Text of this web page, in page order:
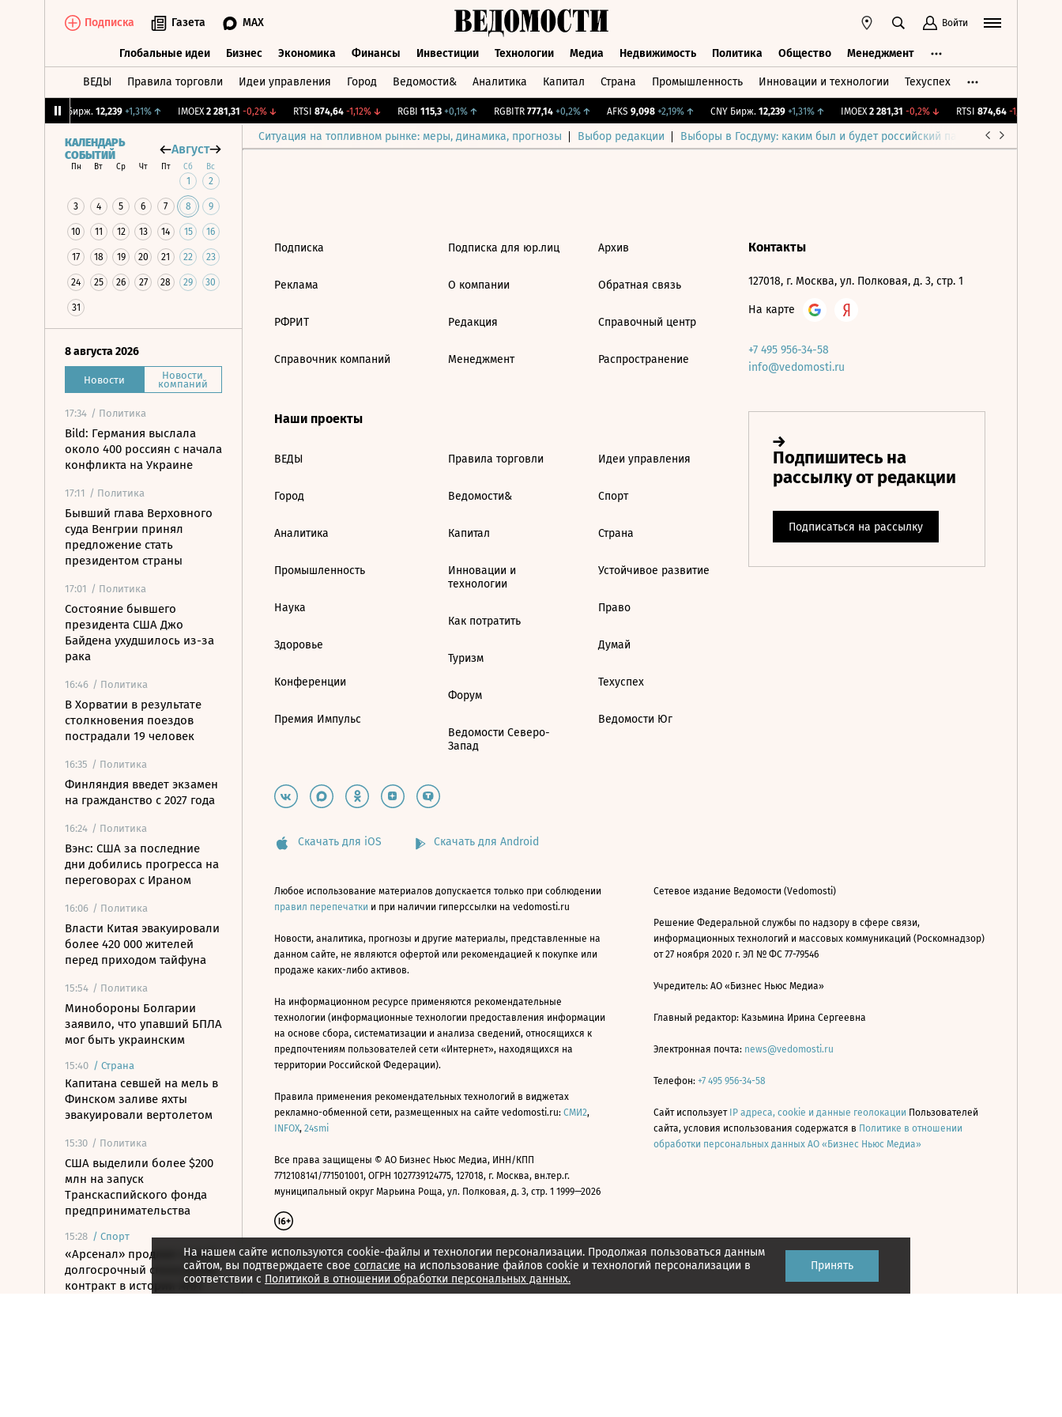
Подписка Газета MAX Войти
Глобальные идеи Бизнес Экономика Финансы Инвестиции Технологии Медиа Недвижимость Политика Общество Менеджмент
ВЕДЫ Правила торговли Идеи управления Город Ведомости& Аналитика Капитал Страна Промышленность Инновации и технологии Техуспех
CNY Бирж. 12,239 +1,31%↑ IMOEX 2 281,31 -0,2%↓ RTSI 874,64 -1,12%↓ RGBI 115,3 +0,1%↑ RGBITR 777,14 +0,2%↑ AFKS 9,098 +2,19%↑ CNY Бирж. 12,239 +1,31%↑ IMOEX 2 281,31 -0,2%↓ RTSI 874,64 -1,12%
Ситуация на топливном рынке: меры, динамика, прогнозы Выбор редакции Выборы в Госдуму: каким был и будет российский парламент
КАЛЕНДАРЬ
СОБЫТИЙ
Август
Пн Вт Ср Чт Пт Сб Вс
1 2
3 4 5 6 7 8 9
10 11 12 13 14 15 16
17 18 19 20 21 22 23
24 25 26 27 28 29 30
31
8 августа 2026
Новости Новости
компаний
17:34 / Политика
Bild: Германия выслала
около 400 россиян с начала
конфликта на Украине
17:11 / Политика
Бывший глава Верховного
суда Венгрии принял
предложение стать
президентом страны
17:01 / Политика
Состояние бывшего
президента США Джо
Байдена ухудшилось из-за
рака
16:46 / Политика
В Хорватии в результате
столкновения поездов
пострадали 19 человек
16:35 / Политика
Финляндия введет экзамен
на гражданство с 2027 года
16:24 / Политика
Вэнс: США за последние
дни добились прогресса на
переговорах с Ираном
16:06 / Политика
Власти Китая эвакуировали
более 420 000 жителей
перед приходом тайфуна
15:54 / Политика
Минобороны Болгарии
заявило, что упавший БПЛА
мог быть украинским
15:40 / Страна
Капитана севшей на мель в
Финском заливе яхты
эвакуировали вертолетом
15:30 / Политика
США выделили более $200
млн на запуск
Транскаспийского фонда
предпринимательства
15:28 / Спорт
«Арсенал» продлил самый
долгосрочный спонсоркий
контракт в истории АПЛ
На нашем сайте используются cookie-файлы и технологии персонализации. Продолжая пользоваться данным
сайтом, вы подтверждаете свое согласие на использование файлов cookie и технологий персонализации в
соответствии с Политикой в отношении обработки персональных данных.
Принять
Подписка
Реклама
РФРИТ
Справочник компаний
Подписка для юр.лиц
О компании
Редакция
Менеджмент
Архив
Обратная связь
Справочный центр
Распространение
Наши проекты
ВЕДЫ
Город
Аналитика
Промышленность
Наука
Здоровье
Конференции
Премия Импульс
Правила торговли
Ведомости&
Капитал
Инновации и
технологии
Как потратить
Туризм
Форум
Ведомости Северо-
Запад
Идеи управления
Спорт
Страна
Устойчивое развитие
Право
Думай
Техуспех
Ведомости Юг
Контакты
127018, г. Москва, ул. Полковая, д. 3, стр. 1
На карте
+7 495 956-34-58
info@vedomosti.ru
Скачать для iOS Скачать для Android
Любое использование материалов допускается только при соблюдении
правил перепечатки и при наличии гиперссылки на vedomosti.ru
Новости, аналитика, прогнозы и другие материалы, представленные на
данном сайте, не являются офертой или рекомендацией к покупке или
продаже каких-либо активов.
На информационном ресурсе применяются рекомендательные
технологии (информационные технологии предоставления информации
на основе сбора, систематизации и анализа сведений, относящихся к
предпочтениям пользователей сети «Интернет», находящихся на
территории Российской Федерации).
Правила применения рекомендательных технологий в виджетах
рекламно-обменной сети, размещенных на сайте vedomosti.ru: СМИ2,
INFOX, 24smi
Все права защищены © АО Бизнес Ньюс Медиа, ИНН/КПП
7712108141/771501001, ОГРН 1027739124775, 127018, г. Москва, вн.тер.г.
муниципальный округ Марьина Роща, ул. Полковая, д. 3, стр. 1 1999—2026
Сетевое издание Ведомости (Vedomosti)
Решение Федеральной службы по надзору в сфере связи,
информационных технологий и массовых коммуникаций (Роскомнадзор)
от 27 ноября 2020 г. ЭЛ № ФС 77-79546
Учредитель: АО «Бизнес Ньюс Медиа»
Главный редактор: Казьмина Ирина Сергеевна
Электронная почта: news@vedomosti.ru
Телефон: +7 495 956-34-58
Сайт использует IP адреса, cookie и данные геолокации Пользователей
сайта, условия использования содержатся в Политике в отношении
обработки персональных данных АО «Бизнес Ньюс Медиа»